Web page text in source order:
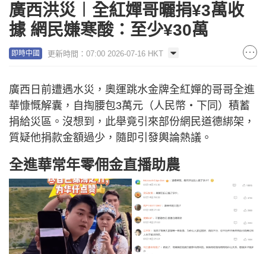
廣西洪災︱全紅嬋哥曬捐¥3萬收
據 網民嫌寒酸：至少¥30萬
即時中國 更新時間：07:00 2026-07-16 HKT
廣西日前遭遇水災，奧運跳水金牌全紅嬋的哥哥全進
華慷慨解囊，自掏腰包3萬元（人民幣‧下同）積蓄
捐給災區。沒想到，此舉竟引來部份網民道德綁架，
質疑他捐款金額過少，隨即引發輿論熱議。
全進華常年零佣金直播助農